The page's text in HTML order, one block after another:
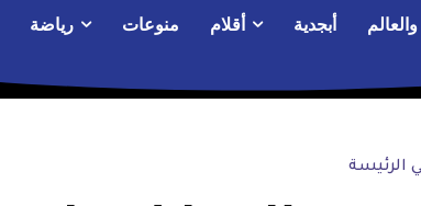
أبجدية أقلام منوعات رياضة
الرئيسة